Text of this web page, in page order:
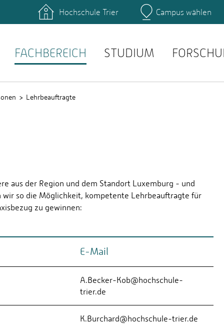
Studienservice
Literatur:
Hochschule Trier Campus wählen
FACHBEREICH STUDIUM
Lehrbeauftragte
aus der Region und dem Standort Luxemburg - und
so die Möglichkeit, kompetente Lehrbeauftragte für
zu gewinnen:
E-Mail
A.Becker-Kob@hochschule-
trier.de
K.Burchard@hochschule-trier.de